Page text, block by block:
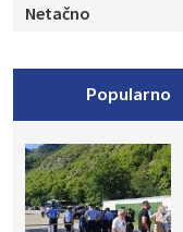
Netačno
Popularno